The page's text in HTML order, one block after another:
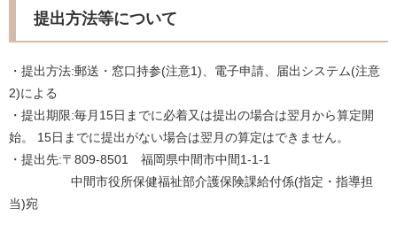
提出方法等について
・提出方法:郵送・窓口持参(注意1)、電子申請、届出システム(注意
2)による
・提出期限:毎月15日までに必着又は提出の場合は翌月から算定開
始。 15日までに提出がない場合は翌月の算定はできません。
・提出先:〒809-8501 福岡県中間市中間1-1-1
中間市役所保健福祉部介護保険課給付係(指定・指導担
当)宛